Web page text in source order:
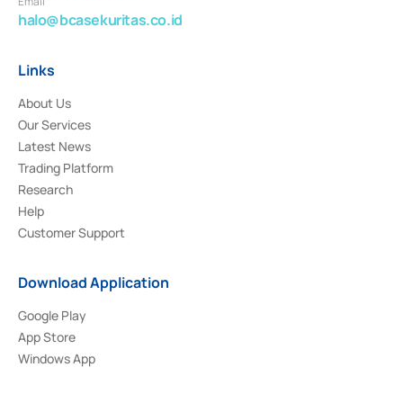
halo@bcasekuritas.co.id
Links
About Us
Our Services
Latest News
Trading Platform
Research
Help
Customer Support
Download Application
Google Play
App Store
Windows App